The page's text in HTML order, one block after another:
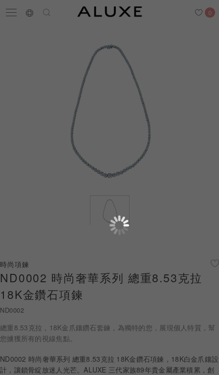
0
黃金金飾
關於ALUXE
最新消息
婚禮護照
時尚項鍊
ND0002 時尚奢華系列 總重8.53克拉
18K金鑽石項鍊
ND0002
總重8.53克拉，18K金爪鑲鑽石套鍊，為獨特的您，展現個人特質，幫
您擄獲所有的視線焦點。
ND0002 時尚奢華系列 總重8.53克拉 18K金鑽石項鍊，18K白金爪鑲設
計，讓鎖骨綻放迷人光芒。ALUXE 三代家族89年貴金屬產業積累，創